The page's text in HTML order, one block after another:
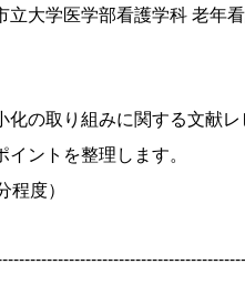
医学部看護学科 老年看
化の取り組みに関する文献
ントを整理します。
程度）